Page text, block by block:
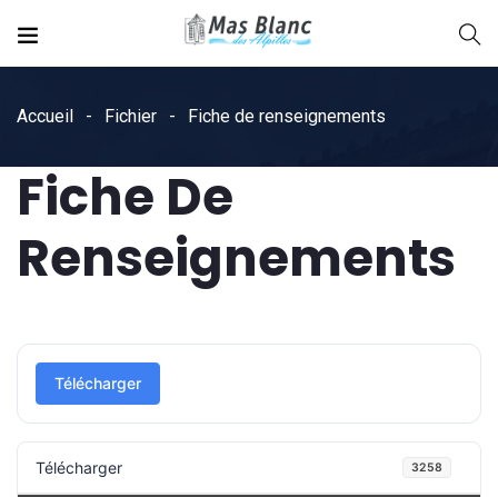
Accueil Fichier Fiche de renseignements
Fiche De
Renseignements
Télécharger
Télécharger 3258